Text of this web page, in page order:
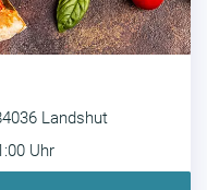
Landshut
Uhr